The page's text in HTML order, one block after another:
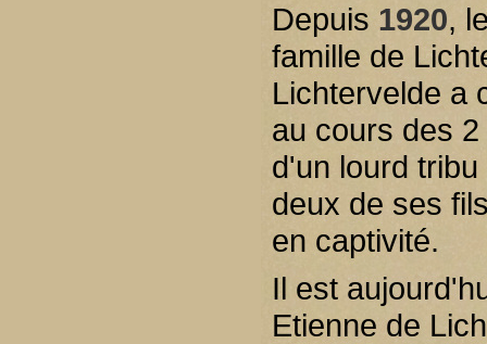
Depuis 1920,
famille de
Lichtervelde a
au cours des
d'un lourd
deux de ses
en captivité.
Il est
Etienne de